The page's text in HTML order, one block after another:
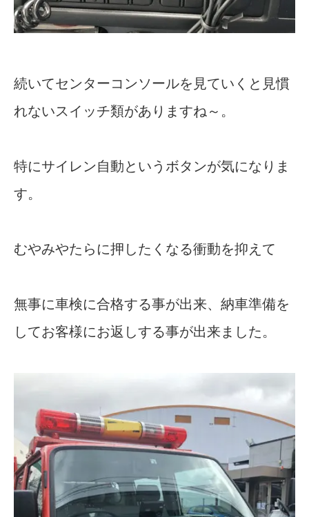
続いてセンターコンソールを見ていくと見慣
れないスイッチ類がありますね～。
特にサイレン自動というボタンが気になりま
す。
むやみやたらに押したくなる衝動を抑えて
無事に車検に合格する事が出来、納車準備を
してお客様にお返しする事が出来ました。